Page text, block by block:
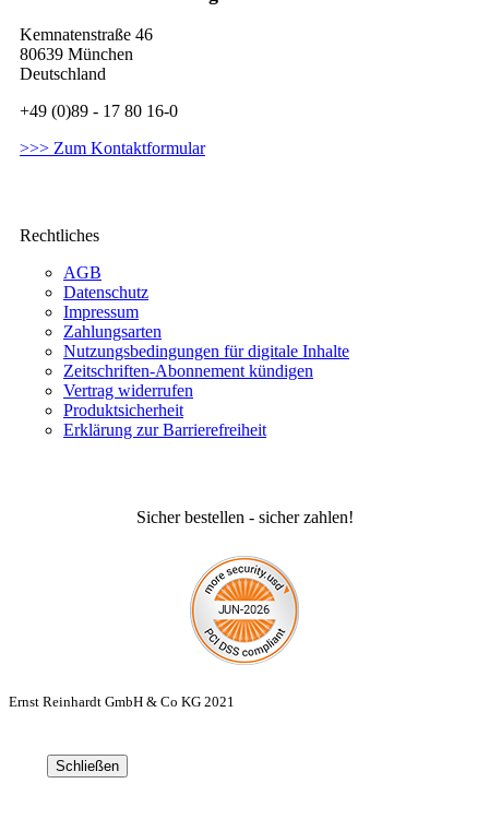
Kemnatenstraße 46
80639 München
Deutschland
+49 (0)89 - 17 80 16-0
>>> Zum Kontaktformular
Rechtliches
AGB
Datenschutz
Impressum
Zahlungsarten
Nutzungsbedingungen für digitale Inhalte
Zeitschriften-Abonnement kündigen
Vertrag widerrufen
Produktsicherheit
Erklärung zur Barrierefreiheit
Sicher bestellen - sicher zahlen!
Ernst Reinhardt GmbH & Co KG 2021
Schließen